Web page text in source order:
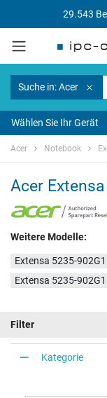
29.543
Suche in: Acer
Wählen Sie Ihr Gerät
Acer Notebook
Acer
Weitere Modelle:
Extensa 5235-
Extensa 5235-
Filter
Kategorie